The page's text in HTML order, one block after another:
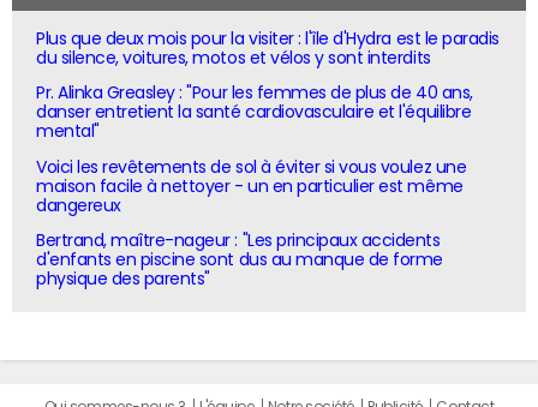
Plus que deux mois pour la visiter : l'île d'Hydra est le paradis
du silence, voitures, motos et vélos y sont interdits
Pr. Alinka Greasley : "Pour les femmes de plus de 40 ans,
danser entretient la santé cardiovasculaire et l'équilibre
mental"
Voici les revêtements de sol à éviter si vous voulez une
maison facile à nettoyer - un en particulier est même
dangereux
Bertrand, maître-nageur : "Les principaux accidents
d'enfants en piscine sont dus au manque de forme
physique des parents"